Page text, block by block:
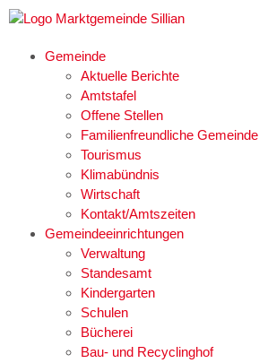
Gemeinde
Aktuelle Berichte
Amtstafel
Offene Stellen
Familienfreundliche Gemeinde
Tourismus
Klimabündnis
Wirtschaft
Kontakt/Amtszeiten
Gemeindeeinrichtungen
Verwaltung
Standesamt
Kindergarten
Schulen
Bücherei
Bau- und Recyclinghof